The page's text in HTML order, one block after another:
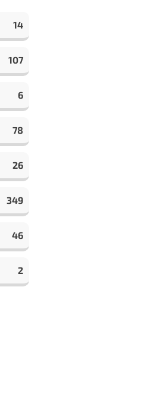
14
107
6
78
26
349
46
2